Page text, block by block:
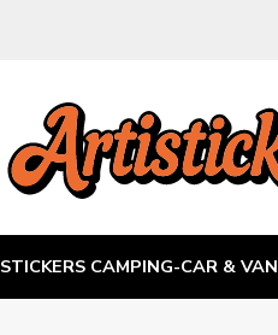
STICKERS CAMPING-CAR & VAN